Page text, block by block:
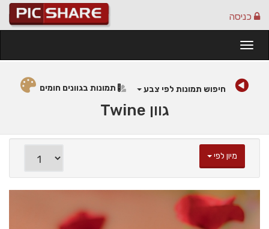
כניסה
חיפוש תמונות לפי צבע תמונות בגוונים חומים
גוון Twine
מיון לפי